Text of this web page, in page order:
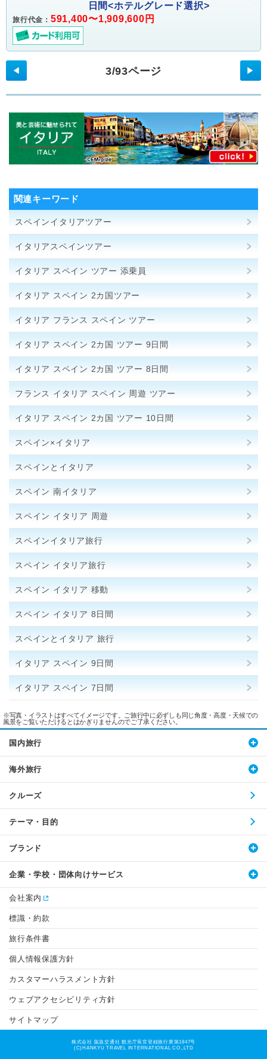
日間<ホテルグレード選択>
旅行代金： 591,400〜1,909,600円
◀ 3/93ページ ▶
関連キーワード
スペインイタリアツアー
イタリアスペインツアー
イタリア スペイン ツアー 添乗員
イタリア スペイン 2カ国ツアー
イタリア フランス スペイン ツアー
イタリア スペイン 2カ国 ツアー 9日間
イタリア スペイン 2カ国 ツアー 8日間
フランス イタリア スペイン 周遊 ツアー
イタリア スペイン 2カ国 ツアー 10日間
スペイン×イタリア
スペインとイタリア
スペイン 南イタリア
スペイン イタリア 周遊
スペインイタリア旅行
スペイン イタリア旅行
スペイン イタリア 移動
スペイン イタリア 8日間
スペインとイタリア 旅行
イタリア スペイン 9日間
イタリア スペイン 7日間
※写真・イラストはすべてイメージです。ご旅行中に必ずしも同じ角度・高度・天候での
風景をご覧いただけるとはかぎりませんのでご了承ください。
国内旅行
海外旅行
クルーズ
テーマ・目的
ブランド
企業・学校・団体向けサービス
会社案内
標識・約款
旅行条件書
個人情報保護方針
カスタマーハラスメント方針
ウェブアクセシビリティ方針
サイトマップ
株式会社 阪急交通社 観光庁長官登録旅行業第1847号
(C)HANKYU TRAVEL INTERNATIONAL CO.,LTD